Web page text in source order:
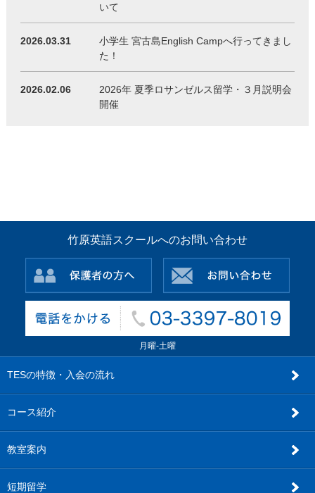
いて
2026.03.31
小学生 宮古島English Campへ行ってきまし
た！
2026.02.06
2026年 夏季ロサンゼルス留学・３月説明会
開催
TESの特徴・入会の流れ
コース紹介
教室案内
短期留学
竹原英語スクールへのお問い合わせ
月曜-土曜